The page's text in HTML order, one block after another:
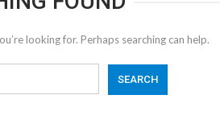
looking for. Perhaps searching can help.